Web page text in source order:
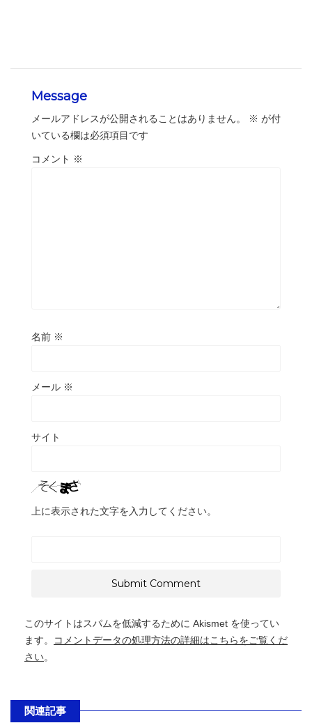
Message
メールアドレスが公開されることはありません。 ※ が付
いている欄は必須項目です
コメント ※
名前 ※
メール ※
サイト
上に表示された文字を入力してください。
このサイトはスパムを低減するために Akismet を使ってい
ます。
コメントデータの処理方法の詳細はこちらをご覧くだ
さい。
関連記事